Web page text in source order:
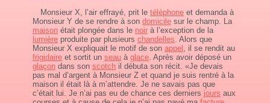
Monsieur X, l’air effrayé, prit le téléphone et demanda à
Monsieur Y de se rendre à son domicile sur le champ. La
maison était plongée dans le noir à l’exception de la
lumière produite par plusieurs chandelles. Alors que
Monsieur X expliquait le motif de son appel , il se rendit au
frigidaire et sortit un seau à glace. Après avoir déposé un
glaçon dans son scotch il débuta son récit. «Je devais
pas mal d’argent à Monsieur Z et quand je suis rentré à la
maison il était là à m’attendre. Je ne savais pas que
c’était lui. Je n’ai pas eu de chance ces derniers jours aux